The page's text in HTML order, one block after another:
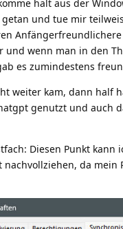
halt aus der
und tue mir
und wenn man in den
es zumindestens
weiter kam, dann half
genutzt und auch
Diesen Punkt kann
da mein